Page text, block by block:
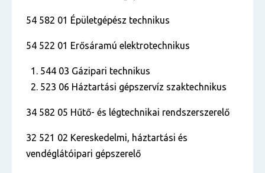
54 582 01 Épületgépész technikus
54 522 01 Erősáramú elektrotechnikus
544 03 Gázipari technikus
523 06 Háztartási gépszervíz szaktechnikus
34 582 05 Hűtő- és légtechnikai rendszerszerelő
32 521 02 Kereskedelmi, háztartási és
vendéglátóipari gépszerelő